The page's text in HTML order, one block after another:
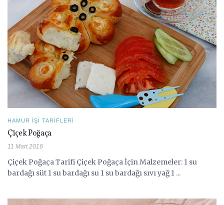
HAMUR İŞI TARIFLERI
Çiçek Poğaça
11 Mart 2016
Çiçek Poğaça Tarifi Çiçek Poğaça İçin Malzemeler: 1 su
bardağı süt 1 su bardağı su 1 su bardağı sıvı yağ 1 ...